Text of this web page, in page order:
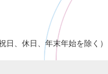
、休日、年末年始を除く）